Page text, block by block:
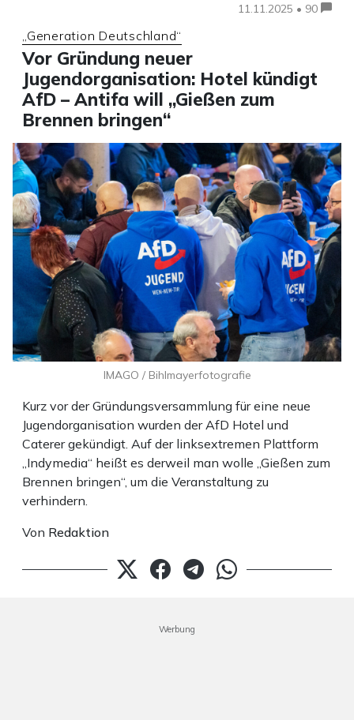
11.11.2025 • 90
„Generation Deutschland“
Vor Gründung neuer
Jugendorganisation: Hotel kündigt
AfD – Antifa will „Gießen zum
Brennen bringen“
Kurz vor der Gründungsversammlung für eine neue
Jugendorganisation wurden der AfD Hotel und
Caterer gekündigt. Auf der linksextremen Plattform
„Indymedia“ heißt es derweil man wolle „Gießen zum
Brennen bringen“, um die Veranstaltung zu
verhindern.
Von Redaktion
IMAGO / Bihlmayerfotografie
Werbung